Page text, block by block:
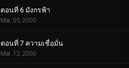
ตอนที่ 6 มังกรฟ้า
Mar. 05, 2000
ตอนที่ 7 ความเชื่อมั่น
Mar. 12, 2000